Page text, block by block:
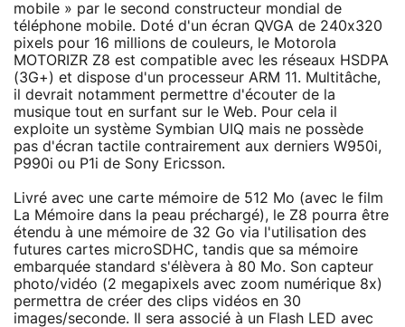
mobile » par le second constructeur mondial de
téléphone mobile. Doté d'un écran QVGA de 240x320
pixels pour 16 millions de couleurs, le Motorola
MOTORIZR Z8 est compatible avec les réseaux HSDPA
(3G+) et dispose d'un processeur ARM 11. Multitâche,
il devrait notamment permettre d'écouter de la
musique tout en surfant sur le Web. Pour cela il
exploite un système Symbian UIQ mais ne possède
pas d'écran tactile contrairement aux derniers W950i,
P990i ou P1i de Sony Ericsson.
Livré avec une carte mémoire de 512 Mo (avec le film
La Mémoire dans la peau préchargé), le Z8 pourra être
étendu à une mémoire de 32 Go via l'utilisation des
futures cartes microSDHC, tandis que sa mémoire
embarquée standard s'élèvera à 80 Mo. Son capteur
photo/vidéo (2 megapixels avec zoom numérique 8x)
permettra de créer des clips vidéos en 30
images/seconde. Il sera associé à un Flash LED avec